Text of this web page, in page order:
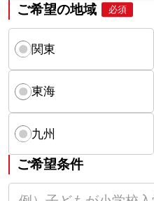
ご希望の地域 必須
関東
東海
九州
ご希望条件